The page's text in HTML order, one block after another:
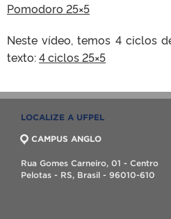
Pomodoro 25×5
Neste vídeo, temos 4 ciclos
texto:4 ciclos 25×5
LOCALIZE A UFPEL
CAMPUS ANGLO
Rua Gomes Carneiro, 01 - Centro
Pelotas - RS, Brasil - 96010-610